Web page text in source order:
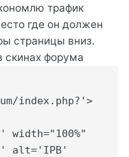
трафик
где он должен
страницы вниз.
скинах форума
index.php?'>
width="100%"
alt='IPB'